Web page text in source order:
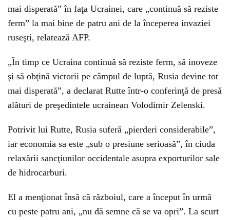
mai disperată” în faţa Ucrainei, care „continuă să reziste
ferm” la mai bine de patru ani de la începerea invaziei
ruseşti, relatează AFP.
„În timp ce Ucraina continuă să reziste ferm, să inoveze
şi să obţină victorii pe câmpul de luptă, Rusia devine tot
mai disperată”, a declarat Rutte într-o conferinţă de presă
alături de preşedintele ucrainean Volodimir Zelenski.
Potrivit lui Rutte, Rusia suferă „pierderi considerabile”,
iar economia sa este „sub o presiune serioasă”, în ciuda
relaxării sancţiunilor occidentale asupra exporturilor sale
de hidrocarburi.
El a menţionat însă că războiul, care a început în urmă
cu peste patru ani, „nu dă semne că se va opri”. La scurt